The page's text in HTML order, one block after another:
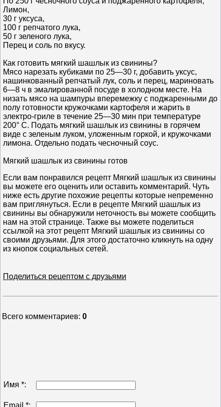
Лимон,
30 г уксуса,
100 г репчатого лука,
50 г зеленого лука,
Перец и соль по вкусу.
Как готовить мягкий шашлык из свинины?
Мясо нарезать кубиками по 25—30 г, добавить уксус,
нашинкованный репчатый лук, соль и перец, мариновать
6—8 ч в эмалированной посуде в холодном месте. На
низать мясо на шампуры вперемежку с поджаренными до
полу готовности кружочками картофеля и жарить в
электро-гриле в течение 25—30 мин при температуре
200° С. Подать мягкий шашлык из свинины в горячем
виде с зеленым луком, уложенным горкой, и кружочками
лимона. Отдельно подать чесночный соус.
Мягкий шашлык из свинины готов
Если вам понравился рецепт Мягкий шашлык из свинины
вы можете его оценить или оставить комментарий. Чуть
ниже есть другие похожие рецепты которые непременно
вам приглянуться. Если в рецепте Мягкий шашлык из
свинины вы обнаружили неточность вы можете сообщить
нам на этой странице. Также вы можете поделиться
ссылкой на этот рецепт Мягкий шашлык из свинины со
своими друзьями. Для этого достаточно кликнуть на одну
из кнопок социальных сетей.
Поделиться рецептом с друзьями
Всего комментариев: 0
Имя *:
Email *: